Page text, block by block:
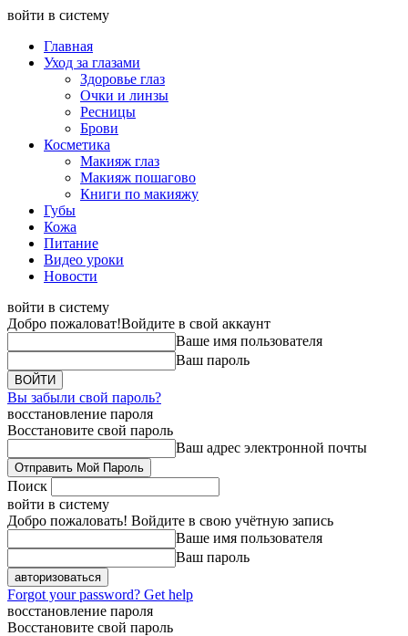
войти в систему
Главная
Уход за глазами
Здоровье глаз
Очки и линзы
Ресницы
Брови
Косметика
Макияж глаз
Макияж пошагово
Книги по макияжу
Губы
Кожа
Питание
Видео уроки
Новости
войти в систему
Добро пожаловат!Войдите в свой аккаунт
Ваше имя пользователя
Ваш пароль
Вы забыли свой пароль?
восстановление пароля
Восстановите свой пароль
Ваш адрес электронной почты
Поиск
войти в систему
Добро пожаловать! Войдите в свою учётную запись
Ваше имя пользователя
Ваш пароль
Forgot your password? Get help
восстановление пароля
Восстановите свой пароль